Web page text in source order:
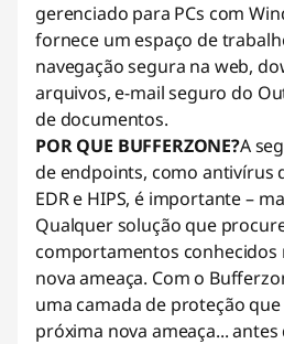
gerenciado para PCs com
fornece um espaço de
navegação segura na web,
arquivos, e-mail seguro do
de documentos.
POR QUE BUFFERZONE?A
de endpoints, como antivírus
EDR e HIPS, é importante –
Qualquer solução que
comportamentos conhecidos
nova ameaça. Com o
uma camada de proteção
próxima nova ameaça...